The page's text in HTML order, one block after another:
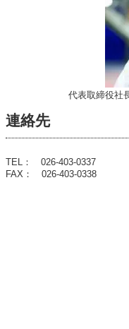
代表取締役社
連絡先
TEL： 026-403-0337
FAX： 026-403-0338